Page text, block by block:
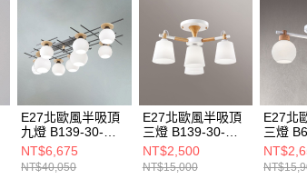
https://aftee.tw/terms/#terms3
３．未成年的使用者請事先徵得法定代理人或監護人之同
「AFTEE先享後付」，若未經同意申辦者引起之損失，本
即時審查核予不同之上限額度；若仍有額度不足之情形，
結果請求用戶進行身份認證。
５．嚴禁一人註冊多個帳號或使用他人資訊註冊。若發現
形，恩沛科技股份有限公司將有權停止該用戶之使用額度並
E27北歐風半吸頂
九燈 B139-30-
21593
NT$6,675
NT$40,050
E27北歐風半吸頂
三燈 B139-30-
21246A 21246B
NT$2,500
NT$15,000
E27北
三燈
21232